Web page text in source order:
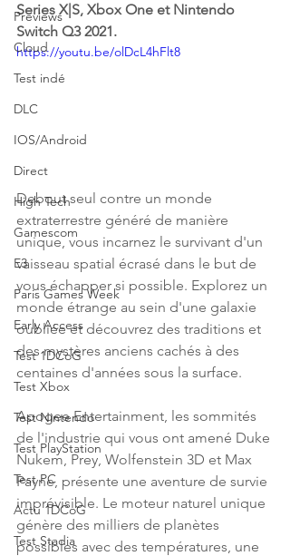
Previews
Cloud
Test indé
DLC
IOS/Android
Direct
High Tech
Gamescom
E3
Paris Games Week
Early Access
Test 1DCoG
Test Xbox
Test Nintendo
Test PlayStation
Test PC
Actu 1DCoG
Test Stadia
Series X|S, Xbox One et Nintendo
Switch Q3 2021.
https://youtu.be/olDcL4hFlt8
Debout seul contre un monde
extraterrestre généré de manière
unique, vous incarnez le survivant d'un
vaisseau spatial écrasé dans le but de
vous échapper si possible. Explorez un
monde étrange au sein d'une galaxie
oubliée et découvrez des traditions et
des mystères anciens cachés à des
centaines d'années sous la surface.
Apogee Entertainment, les sommités
de l'industrie qui vous ont amené Duke
Nukem, Prey, Wolfenstein 3D et Max
Payne, présente une aventure de survie
imprévisible. Le moteur naturel unique
génère des milliers de planètes
possibles avec des températures, une